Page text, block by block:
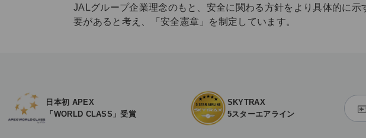
JALグループ企業理念のもと、安全に関わる方針をより具体的に示
要があると考え、「安全憲章」を制定しています。
日本初 APEX
「WORLD CLASS」受賞
SKYTRAX
5スターエアライン